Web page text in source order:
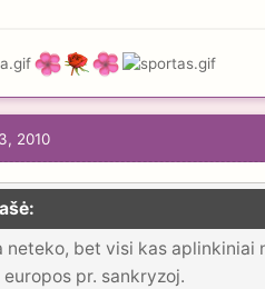
2010
neteko, bet visi kas
pr. sankryzoj.